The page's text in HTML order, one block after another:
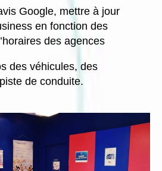
Google, mettre à jour
en fonction des
des agences
des véhicules, des
de conduite.